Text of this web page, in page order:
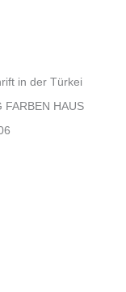
in der Türkei
FARBEN HAUS